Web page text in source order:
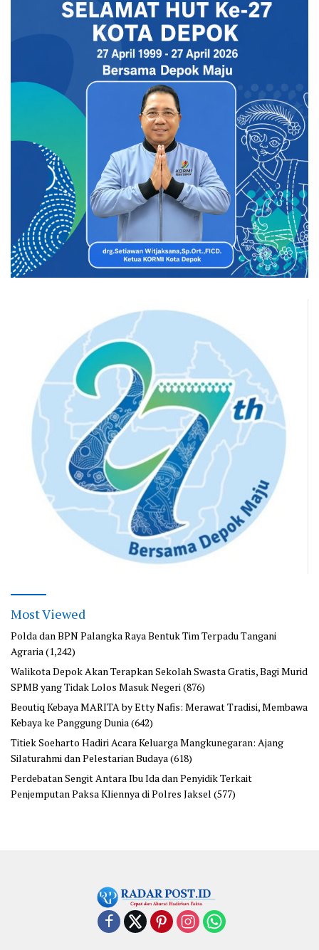
Most Viewed
Polda dan BPN Palangka Raya Bentuk Tim Terpadu Tangani
Agraria(1,242)
Walikota Depok Akan Terapkan Sekolah Swasta Gratis, Bagi Murid
SPMB yang Tidak Lolos Masuk Negeri(876)
Beoutiq Kebaya MARITA by Etty Nafis: Merawat Tradisi, Membawa
Kebaya ke Panggung Dunia(642)
Titiek Soeharto Hadiri Acara Keluarga Mangkunegaran: Ajang
Silaturahmi dan Pelestarian Budaya(618)
Perdebatan Sengit Antara Ibu Ida dan Penyidik Terkait
Penjemputan Paksa Kliennya di Polres Jaksel (577)